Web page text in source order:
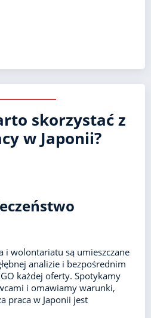
skorzystać z
w Japonii?
i wolontariatu są umieszczane
analizie i bezpośrednim
każdej oferty. Spotykamy
i omawiamy warunki,
praca w Japonii jest